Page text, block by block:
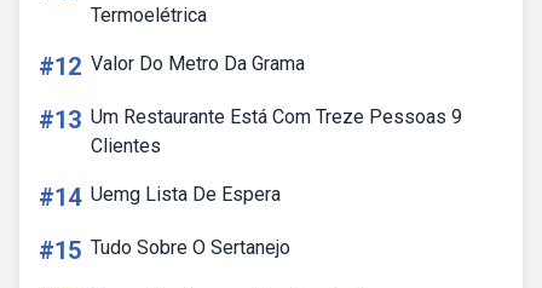
Termoelétrica
#12 Valor Do Metro Da Grama
#13 Um Restaurante Está Com Treze Pessoas 9
Clientes
#14 Uemg Lista De Espera
#15 Tudo Sobre O Sertanejo